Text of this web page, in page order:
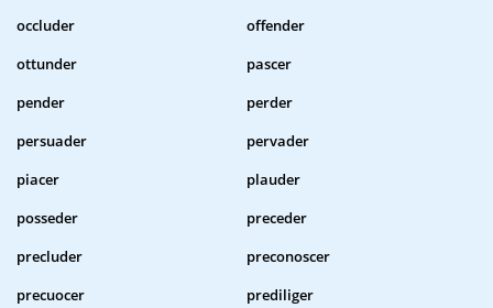
occluder
offender
ottunder
pascer
pender
perder
persuader
pervader
piacer
plauder
posseder
preceder
precluder
preconoscer
precuocer
prediliger